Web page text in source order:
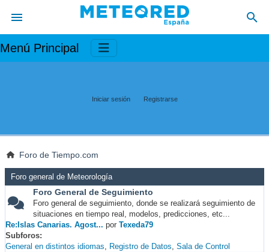
Menú Principal
Iniciar sesión Registrarse
Foro de Tiempo.com
Foro general de Meteorología
Foro General de Seguimiento
Foro general de seguimiento, donde se realizará seguimiento de
situaciones en tiempo real, modelos, predicciones, etc...
Re:Islas Canarias. Agost... por Texeda79
Subforos
General en distintos idiomas
Registro de Datos Sala de Control